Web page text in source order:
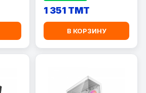
1 351 TMT
В КОРЗИНУ